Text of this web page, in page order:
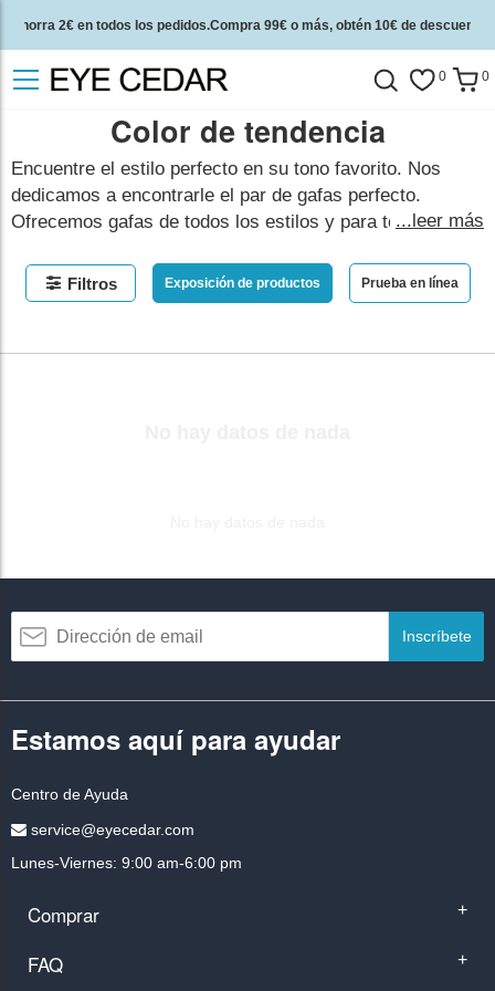
Ahorra 2€ en todos los pedidos.Compra 99€ o más, obtén 10€ de descuento.
2 años de garantía de calidad y 30 días de garantía de devolución del dinero.
0 0
Color de tendencia
Encuentre el estilo perfecto en su tono favorito. Nos
dedicamos a encontrarle el par de gafas perfecto.
Ofrecemos gafas de todos los estilos y para todos los
coloridos tonos.
mostrar menos
...leer más
Filtros Exposición de productos Prueba en línea
Inscríbete
Estamos aquí para ayudar
Centro de Ayuda
service@eyecedar.com
Lunes-Viernes: 9:00 am-6:00 pm
Comprar +
FAQ +